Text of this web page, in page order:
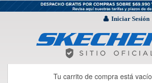
Iniciar Sesión
Tu carrito de compra está vacío